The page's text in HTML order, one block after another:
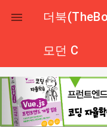
 더북
모던 C
p
r
e